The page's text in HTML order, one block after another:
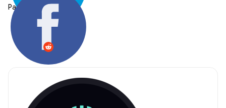
Partager: